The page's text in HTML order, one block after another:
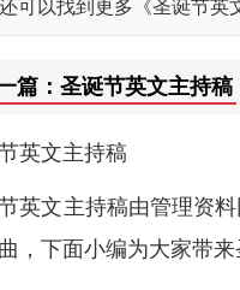
可以找到更多《圣诞节英
篇：圣诞节英文主持稿
英文主持稿
英文主持稿由管理资
，下面小编为大家带